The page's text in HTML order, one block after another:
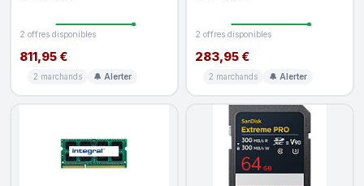
2 offres disponibles
811,95 €
2 marchands 🔔 Alerter
2 offres disponibles
283,95 €
2 marchands 🔔 Alerter